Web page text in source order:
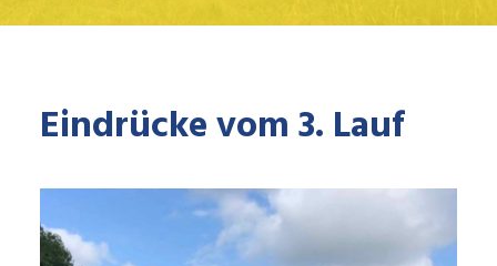
Eindrücke vom 3. Lauf